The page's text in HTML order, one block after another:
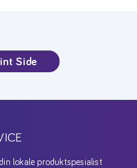
Side
lokale produktspesialist